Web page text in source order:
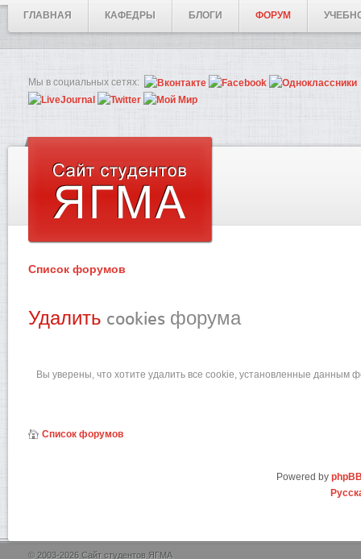
ГЛАВНАЯ КАФЕДРЫ БЛОГИ ФОРУМ
Мы в социальных сетях:
Список форумов
Удалить cookies форума
Вы уверены, что хотите удалить все cookie, установленные данным
Список форумов
Powered by
© 2003-2026 Сайт студентов ЯГМА